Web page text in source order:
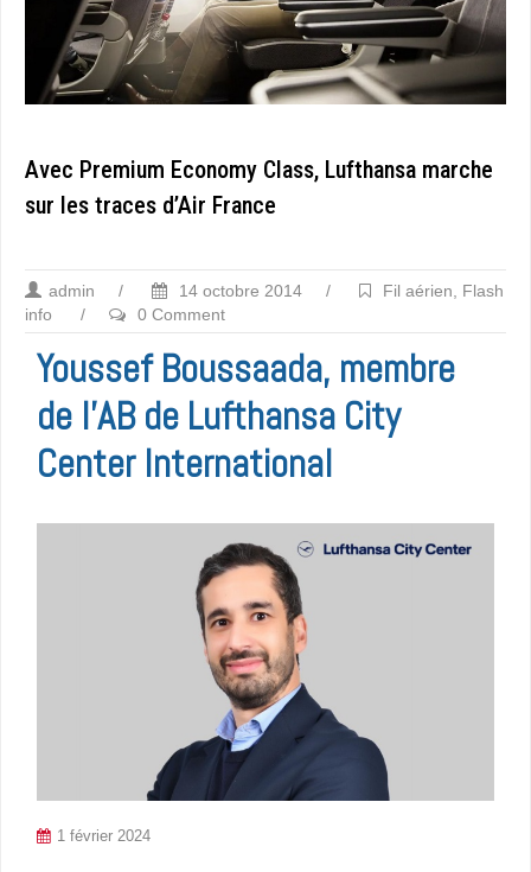
Avec Premium Economy Class, Lufthansa marche
sur les traces d’Air France
admin / 14 octobre 2014 / Fil aérien
Flash
info
/ 0 Comment
Youssef Boussaada, membre
de l’AB de Lufthansa City
Center International
1 février 2024